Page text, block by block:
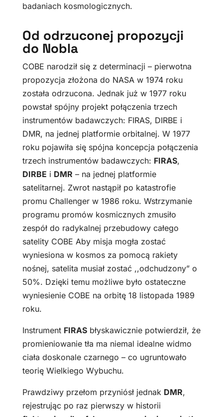
badaniach kosmologicznych.
Od odrzuconej propozycji
do Nobla
COBE narodził się z determinacji – pierwotna
propozycja złożona do NASA w 1974 roku
została odrzucona. Jednak już w 1977 roku
powstał spójny projekt połączenia trzech
instrumentów badawczych: FIRAS, DIRBE i
DMR, na jednej platformie orbitalnej. W 1977
roku pojawiła się spójna koncepcja połączenia
trzech instrumentów badawczych: FIRAS,
DIRBE i DMR – na jednej platformie
satelitarnej. Zwrot nastąpił po katastrofie
promu Challenger w 1986 roku. Wstrzymanie
programu promów kosmicznych zmusiło
zespół do radykalnej przebudowy całego
satelity COBE Aby misja mogła zostać
wyniesiona w kosmos za pomocą rakiety
nośnej, satelita musiał zostać ,,odchudzony” o
50%. Dzięki temu możliwe było ostateczne
wyniesienie COBE na orbitę 18 listopada 1989
roku.
Instrument FIRASbłyskawicznie potwierdził, że
promieniowanie tła ma niemal idealne widmo
ciała doskonale czarnego – co ugruntowało
teorię Wielkiego Wybuchu.
Prawdziwy przełom przyniósł jednak DMR,
rejestrując po raz pierwszy w historii